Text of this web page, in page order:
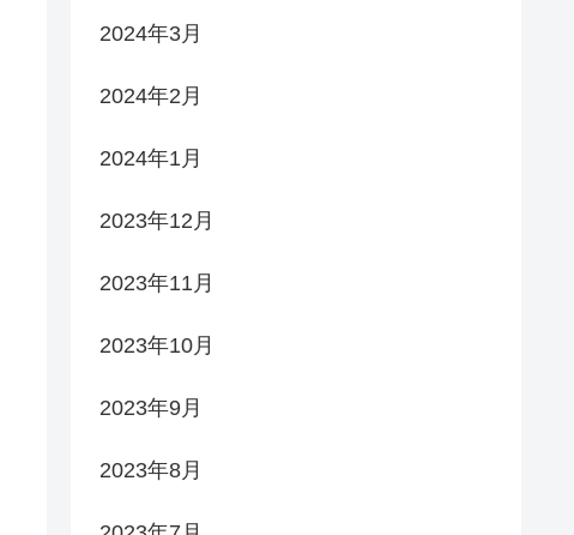
2024年3月
2024年2月
2024年1月
2023年12月
2023年11月
2023年10月
2023年9月
2023年8月